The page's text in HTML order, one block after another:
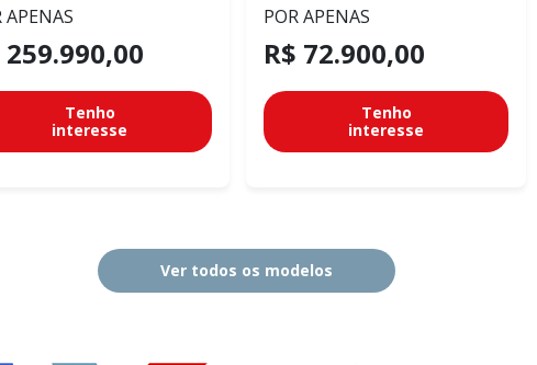
APENAS
259.990,00
Tenho
interesse
POR APENAS
R$ 72.900,00
Tenho
interesse
Ver todos os modelos